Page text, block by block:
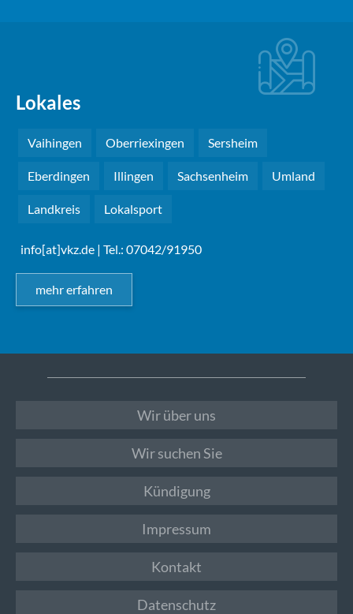
Lokales
Vaihingen Oberriexingen Sersheim
Eberdingen Illingen Sachsenheim Umland
Landkreis Lokalsport
info[at]vkz.de | Tel.: 07042/91950
mehr erfahren
Wir über uns
Wir suchen Sie
Kündigung
Impressum
Kontakt
Datenschutz